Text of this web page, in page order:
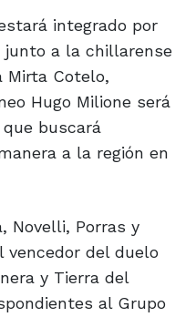
integrado por
junto a la chillarense
Mirta Cotelo,
Hugo Milione será
buscará
a la región en
Novelli, Porras y
vencedor del duelo
y Tierra del
al Grupo